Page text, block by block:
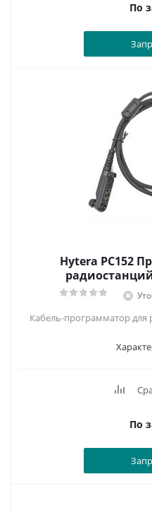
По
Hytera PC152
Кабель-программатор для
По